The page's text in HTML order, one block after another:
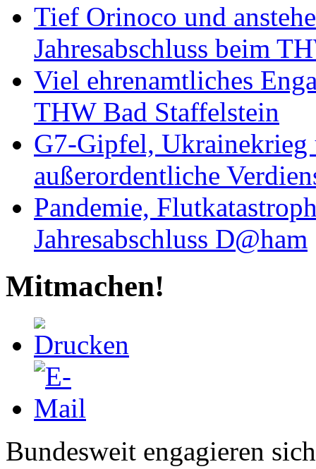
Tief Orinoco und
Jahresabschluss beim
Viel ehrenamtliches
THW Bad Staffelstein
G7-Gipfel, Ukrainekrieg
außerordentliche
Pandemie,
Jahresabschluss D@ham
Mitmachen!
Bundesweit engagieren